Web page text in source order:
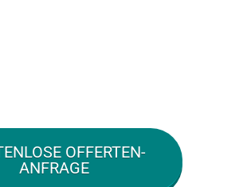
OFFERTEN-
ANFRAGE